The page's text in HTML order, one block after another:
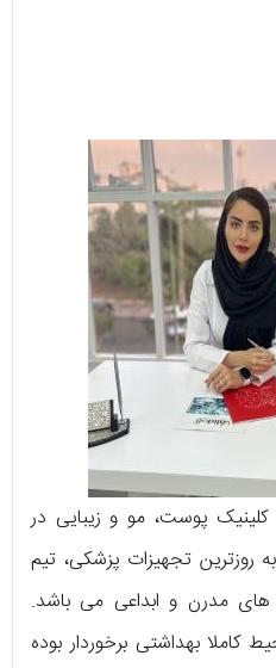
پوست، مو و زیبایی در
روزترین تجهیزات پزشکی، تیم
مدرن و ابداعی می‌ باشد.
کاملا بهداشتی برخوردار بوده